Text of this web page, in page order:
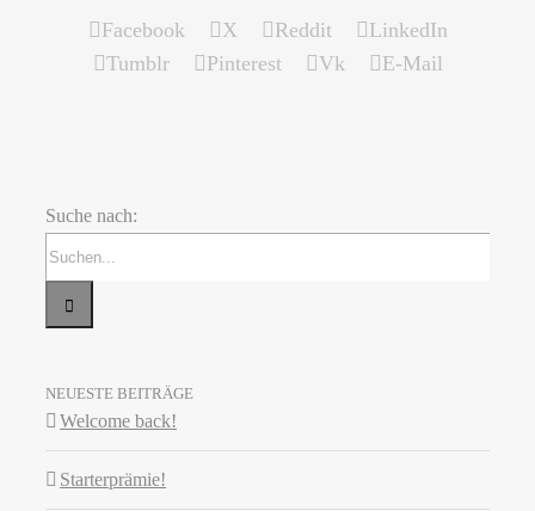
Facebook X Reddit
LinkedIn
Tumblr
Pinterest Vk E-Mail
Suche nach:
NEUESTE BEITRÄGE
Welcome back!
Starterprämie!